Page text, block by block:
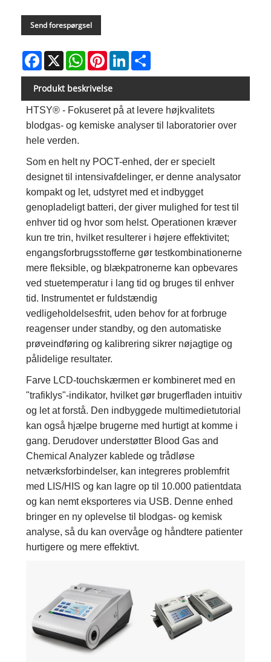
Send forespørgsel
Facebook
X WhatsAppPinterestLinkedIn
Produkt beskrivelse
HTSY® - Fokuseret på at levere højkvalitets
blodgas- og kemiske analyser til laboratorier over
hele verden.
Som en helt ny POCT-enhed, der er specielt
designet til intensivafdelinger, er denne analysator
kompakt og let, udstyret med et indbygget
genopladeligt batteri, der giver mulighed for test til
enhver tid og hvor som helst. Operationen kræver
kun tre trin, hvilket resulterer i højere effektivitet;
engangsforbrugsstofferne gør testkombinationerne
mere fleksible, og blækpatronerne kan opbevares
ved stuetemperatur i lang tid og bruges til enhver
tid. Instrumentet er fuldstændig
vedligeholdelsesfrit, uden behov for at forbruge
reagenser under standby, og den automatiske
prøveindføring og kalibrering sikrer nøjagtige og
pålidelige resultater.
Farve LCD-touchskærmen er kombineret med en
"trafiklys"-indikator, hvilket gør brugerfladen intuitiv
og let at forstå. Den indbyggede multimedietutorial
kan også hjælpe brugerne med hurtigt at komme i
gang. Derudover understøtter Blood Gas and
Chemical Analyzer kablede og trådløse
netværksforbindelser, kan integreres problemfrit
med LIS/HIS og kan lagre op til 10.000 patientdata
og kan nemt eksporteres via USB. Denne enhed
bringer en ny oplevelse til blodgas- og kemisk
analyse, så du kan overvåge og håndtere patienter
hurtigere og mere effektivt.